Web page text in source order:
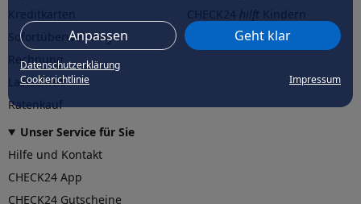
Anpassen Geht klar
Datenschutzerklärung
Cookierichtlinie
Impressum
Sofortüberweisung
Rechnung
Lastschrift
Ratenkauf
CHECK24hilftder Natur
Unser Service für Sie
Hilfe und Kontakt
CHECK24 App
CHECK24 Gutscheine